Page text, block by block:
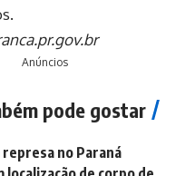
Anúncios
pode gostar
represa no Paraná